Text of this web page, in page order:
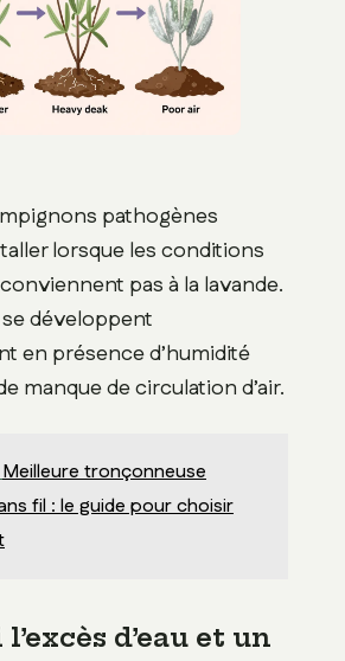
pathogènes
lorsque les conditions
pas à la lavande.
développent
en présence d’humidité
manque de circulation d’air.
Meilleure tronçonneuse
fil : le guide pour choisir
d’eau et un